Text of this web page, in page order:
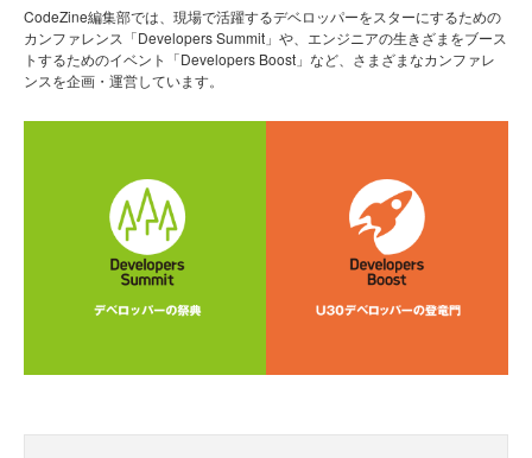
CodeZine編集部では、現場で活躍するデベロッパーをスターにするための
カンファレンス「Developers Summit」や、エンジニアの生きざまをブース
トするためのイベント「Developers Boost」など、さまざまなカンファレ
ンスを企画・運営しています。